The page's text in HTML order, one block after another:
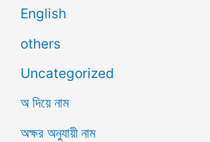
English
others
Uncategorized
অ দিয়ে নাম
অক্ষর অনুযায়ী নাম